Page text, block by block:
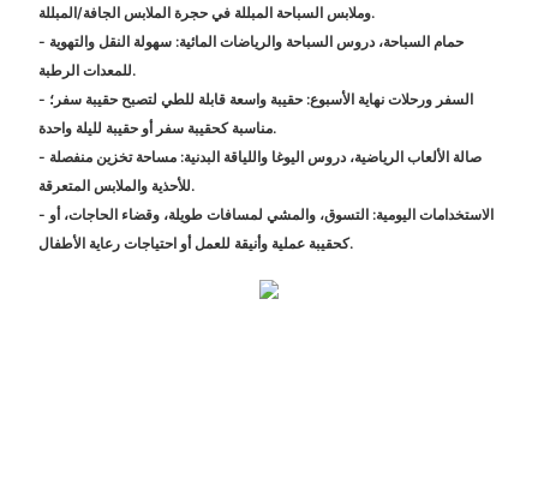
وملابس السباحة المبللة في حجرة الملابس الجافة/المبللة.
- حمام السباحة، دروس السباحة والرياضات المائية: سهولة النقل والتهوية
للمعدات الرطبة.
- السفر ورحلات نهاية الأسبوع: حقيبة واسعة قابلة للطي لتصبح حقيبة سفر؛
مناسبة كحقيبة سفر أو حقيبة لليلة واحدة.
- صالة الألعاب الرياضية، دروس اليوغا واللياقة البدنية: مساحة تخزين منفصلة
للأحذية والملابس المتعرقة.
- الاستخدامات اليومية: التسوق، والمشي لمسافات طويلة، وقضاء الحاجات، أو
كحقيبة عملية وأنيقة للعمل أو احتياجات رعاية الأطفال.